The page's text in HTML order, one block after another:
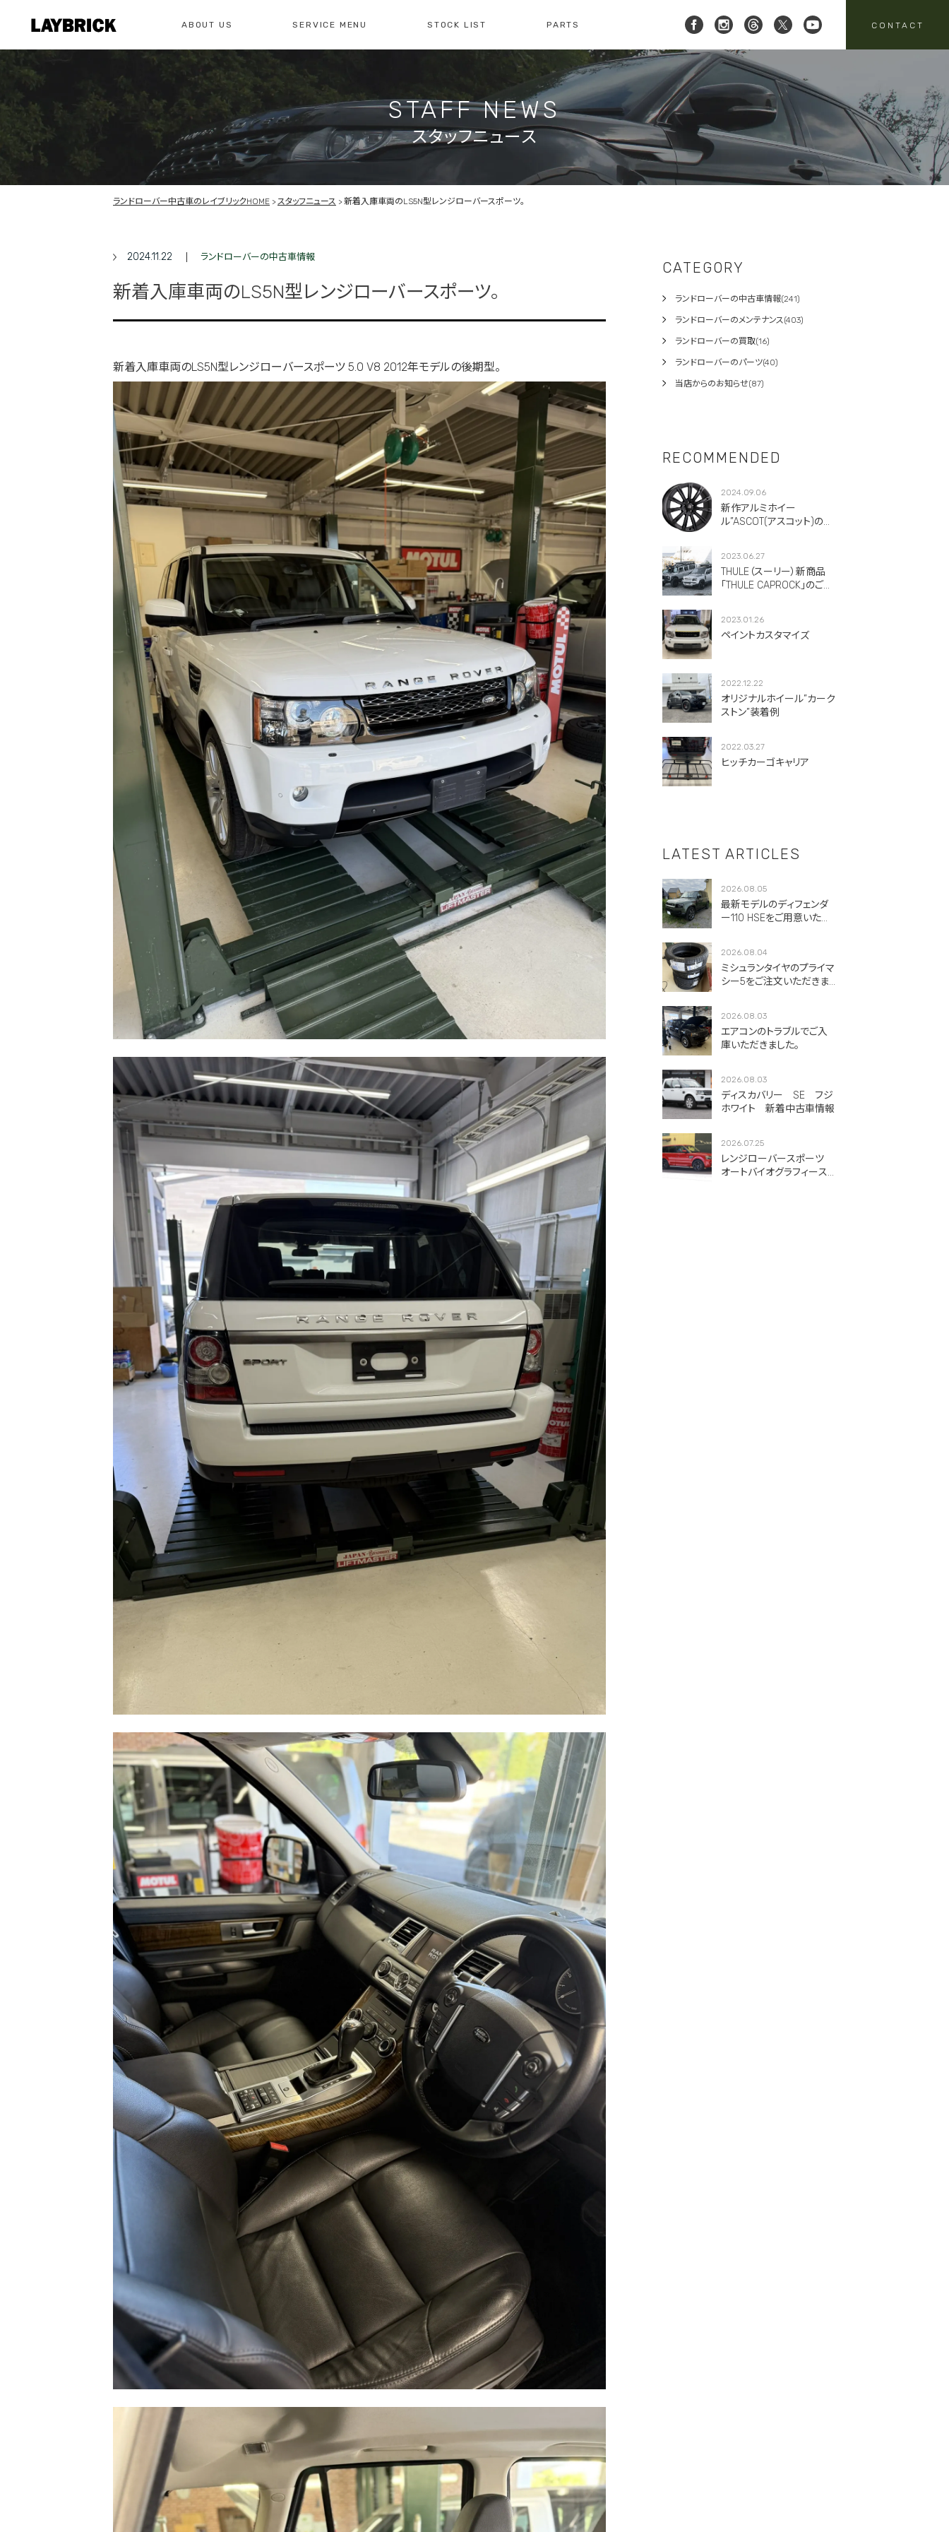
ABOUT US
私たちについて レイブリックについて 店舗紹介 会社概要 スタッフニュース
SERVICE MENU
サービスメニュー 修理・整備・故障診断 車検・点検のご案内 注文販売 買取
STOCK LIST PARTS CONTACT
お問い合わせ 0561-61-3930
10:00-19:00
[ レイブリック三郷店 ]
048-951-4136
10:00-18:00 定休日:水曜日
総合お問い合わせ
お問い合わせ
お問い合わせ
買取のお問い合わせ 注文販売のお問い合わせ
パーツ・アクセサリーの
お問い合わせ
STAFF NEWS
スタッフニュース
ランドローバー中古車のレイブリックHOME スタッフニュース 新着入庫車両のLS5N型レンジローバースポーツ。
2024.11.22 ランドローバーの中古車情報
新着入庫車両のLS5N型レンジローバースポーツ。
新着入庫車両のLS5N型レンジローバースポーツ 5.0 V8 2012年モデルの後期型。
CATEGORY
ランドローバーの中古車情報(241)
ランドローバーのメンテナンス(403)
ランドローバーの買取(16)
ランドローバーのパーツ(40)
当店からのお知らせ(87)
RECOMMENDED
2024.09.06
新作アルミホイー
ル”ASCOT(アスコット)のご
2023.06.27
THULE（スーリー）新商品
「THULE CAPROCK」のご紹
2023.01.26
ペイントカスタマイズ
2022.12.22
オリジナルホイール”カーク
ストン”装着例
2022.03.27
ヒッチカーゴキャリア
LATEST ARTICLES
2026.08.05
最新モデルのディフェンダ
ー110 HSEをご用意いただ
2026.08.04
ミシュランタイヤのプライマ
シー5をご注文いただきま
2026.08.03
エアコンのトラブルでご入
庫いただきました。
2026.08.03
ディスカバリー SE フジ
ホワイト 新着中古車情報
2026.07.25
レンジローバースポーツ
オートバイオグラフィース